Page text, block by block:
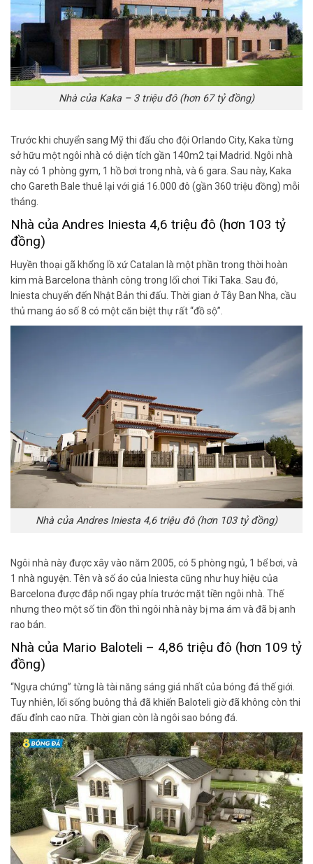
Nhà của Kaka – 3 triệu đô (hơn 67 tỷ đồng)
Trước khi chuyển sang Mỹ thi đấu cho đội Orlando City, Kaka từng
sở hữu một ngôi nhà có diện tích gần 140m2 tại Madrid. Ngôi nhà
này có 1 phòng gym, 1 hồ bơi trong nhà, và 6 gara. Sau này, Kaka
cho Gareth Bale thuê lại với giá 16.000 đô (gần 360 triệu đồng) mỗi
tháng.
Nhà của Andres Iniesta 4,6 triệu đô (hơn 103 tỷ
đồng)
Huyền thoại gã khổng lồ xứ Catalan là một phần trong thời hoàn
kim mà Barcelona thành công trong lối chơi Tiki Taka. Sau đó,
Iniesta chuyển đến Nhật Bản thi đấu. Thời gian ở Tây Ban Nha, cầu
thủ mang áo số 8 có một căn biệt thự rất “đồ sộ”.
Nhà của Andres Iniesta 4,6 triệu đô (hơn 103 tỷ đồng)
Ngôi nhà này được xây vào năm 2005, có 5 phòng ngủ, 1 bể bơi, và
1 nhà nguyện. Tên và số áo của Iniesta cũng như huy hiệu của
Barcelona được đắp nổi ngay phía trước mặt tiền ngôi nhà. Thế
nhưng theo một số tin đồn thì ngôi nhà này bị ma ám và đã bị anh
rao bán.
Nhà của Mario Baloteli – 4,86 triệu đô (hơn 109 tỷ
đồng)
“Ngựa chứng” từng là tài năng sáng giá nhất của bóng đá thế giới.
Tuy nhiên, lối sống buông thả đã khiến Baloteli giờ đã không còn thi
đấu đỉnh cao nữa. Thời gian còn là ngôi sao bóng đá.